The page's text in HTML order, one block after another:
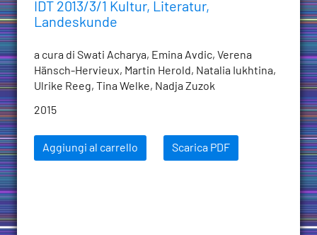
IDT 2013/3/1 Kultur, Literatur,
Landeskunde
a cura di Swati Acharya, Emina Avdic, Verena
Hänsch-Hervieux, Martin Herold, Natalia Iukhtina,
Ulrike Reeg, Tina Welke, Nadja Zuzok
2015
Aggiungi al carrello Scarica PDF